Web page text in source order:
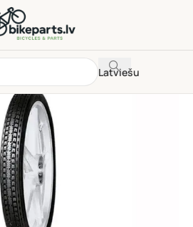
Latviešu